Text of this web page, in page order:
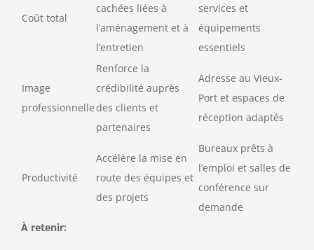
Coût total
cachées liées à
l’aménagement et à
l’entretien
services et
équipements
essentiels
Image
professionnelle
Renforce la
crédibilité auprès
des clients et
partenaires
Adresse au Vieux-
Port et espaces de
réception adaptés
Productivité
Accélère la mise en
route des équipes et
des projets
Bureaux prêts à
l’emploi et salles de
conférence sur
demande
À retenir: